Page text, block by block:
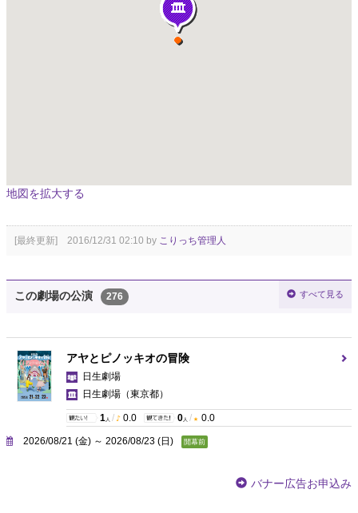
地図を拡大する
[最終更新] 2016/12/31 02:10 by こりっち管理人
この劇場の公演 276 すべて見る
アヤとピノッキオの冒険
日生劇場
日生劇場 （東京都）
1 人 / 0.0 0 人 / 0.0
2026/08/21 (金) ～ 2026/08/23 (日) 開幕前
バナー広告お申込み